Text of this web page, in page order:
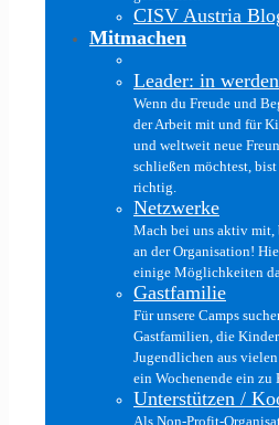
CISV Austria
Mitmachen
Leader: in werden
Wenn du Freude und
der Arbeit mit und für
und weltweit neue
schließen möchtest,
richtig.
Netzwerke
Mach bei uns aktiv
an der Organisation!
einige Möglichkeiten
Gastfamilie
Für unsere Camps
Gastfamilien, die
Jugendlichen aus
ein Wochenende ein zu
Unterstützen /
Als Non-Profit-